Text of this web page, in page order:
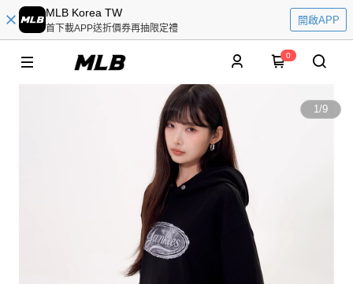
MLB Korea TW
首下載APP送折價券再抽限定禮
開啟APP
0
1/9